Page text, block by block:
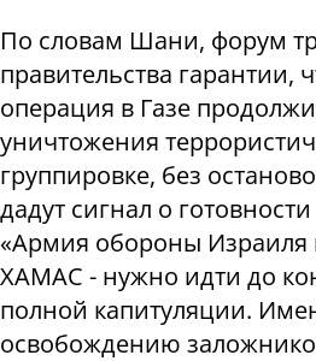
По словам Шани, форум
правительства гарантии,
операция в Газе
уничтожения
группировке, без
дадут сигнал о
«Армия обороны Израиля
ХАМАС - нужно идти до
полной капитуляции.
освобождению